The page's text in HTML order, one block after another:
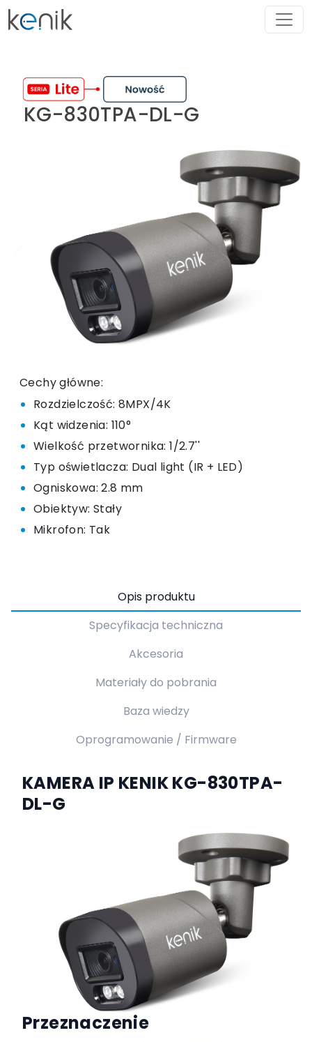
KG-830TPA-DL-G
Cechy główne:
Rozdzielczość: 8MPX/4K
Kąt widzenia: 110°
Wielkość przetwornika: 1/2.7''
Typ oświetlacza: Dual light (IR + LED)
Ogniskowa: 2.8 mm
Obiektyw: Stały
Mikrofon: Tak
Opis produktu
Specyfikacja techniczna
Akcesoria
Materiały do pobrania
Baza wiedzy
Oprogramowanie / Firmware
KAMERA IP KENIK KG-830TPA-
DL-G
Przeznaczenie